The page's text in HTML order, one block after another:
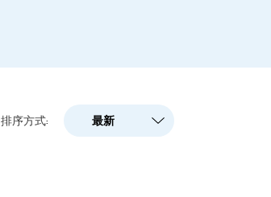
排序方式: 最新
最新